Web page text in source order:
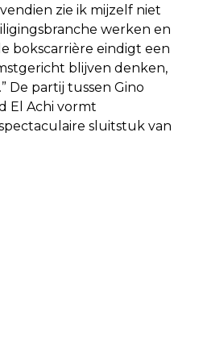
zie ik mijzelf niet
werken en
bokscarrière eindigt een
blijven denken,
De partij tussen Gino
El Achi vormt
sluitstuk van